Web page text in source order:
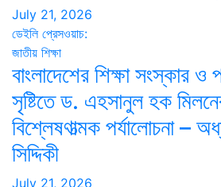
July 21, 2026
ডেইলি প্রেসওয়াচ:
জাতীয় শিক্ষা
বাংলাদেশের শিক্ষা সংস্কার ও
সৃষ্টিতে ড. এহসানুল হক
বিশ্লেষণাত্মক পর্যালোচনা –
সিদ্দিকী
July 21, 2026